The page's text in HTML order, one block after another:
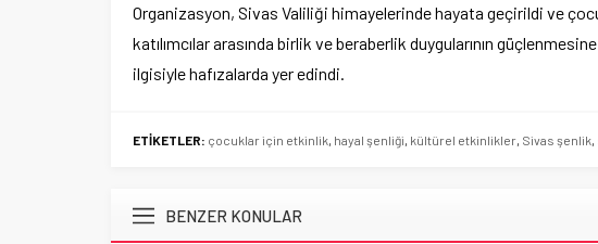
Organizasyon, Sivas Valiliği himayelerinde hayata geçirildi ve
katılımcılar arasında birlik ve beraberlik duygularının
ilgisiyle hafızalarda yer edindi.
ETİKETLER: çocuklar için etkinlik, hayal şenliği, kültürel etkinlikler, Sivas şenlik,
BENZER KONULAR